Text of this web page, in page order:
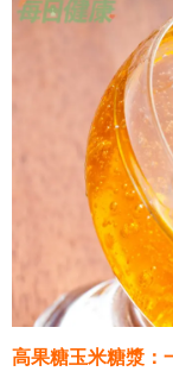
高果糖玉米糖漿：